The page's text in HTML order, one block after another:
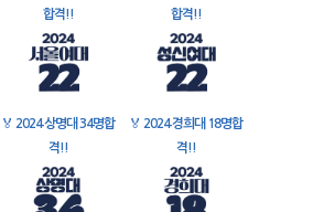
합격!!
합격!!
🏅 2024 상명대 34명합
격!!
🏅 2024 경희대 18명합
격!!